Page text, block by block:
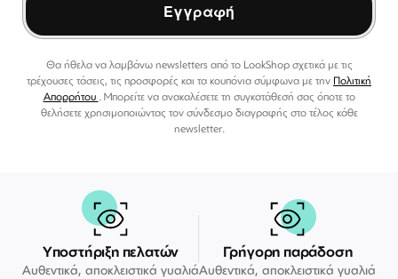
Εγγραφή
Θα ήθελα να λαμβάνω newsletters από το LookShop σχετικά με τις
τρέχουσες τάσεις, τις προσφορές και τα κουπόνια σύμφωνα με την Πολιτική
Απορρήτου . Μπορείτε να ανακαλέσετε τη συγκατάθεσή σας όποτε το
θελήσετε χρησιμοποιώντας τον σύνδεσμο διαγραφής στο τέλος κάθε
newsletter.
Υποστήριξη πελατών
Αυθεντικά, αποκλειστικά γυαλιά
Γρήγορη παράδοση
Αυθεντικά, αποκλειστικά γυαλιά